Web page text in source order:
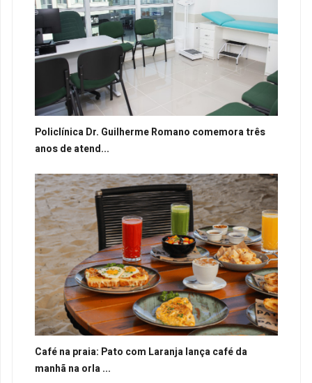
Policlínica Dr. Guilherme Romano comemora três
anos de atend...
Café na praia: Pato com Laranja lança café da
manhã na orla ...